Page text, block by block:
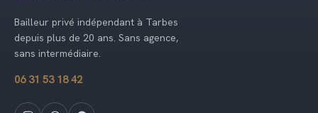
Bailleur privé indépendant à Tarbes
depuis plus de 20 ans. Sans agence,
sans intermédiaire.
06 31 53 18 42